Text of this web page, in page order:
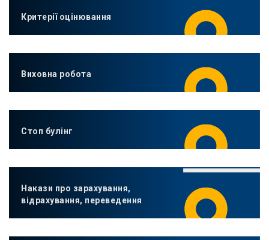
Критерії оцінювання
Виховна робота
Стоп булінг
Накази про зарахування,
відрахування, переведення